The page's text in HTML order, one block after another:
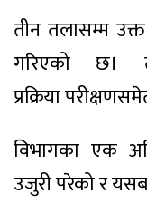
तीन तलासम्म
गरिएको छ।
प्रक्रिया
विभागका एक
उजुरी परेको र